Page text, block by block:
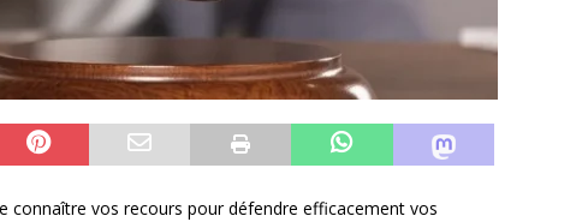
connaître vos recours pour défendre efficacement vos